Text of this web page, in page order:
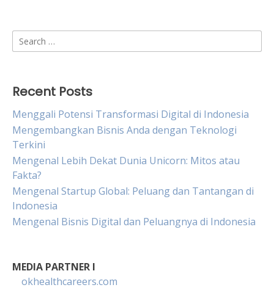
Search
for:
Recent Posts
Menggali Potensi Transformasi Digital di Indonesia
Mengembangkan Bisnis Anda dengan Teknologi
Terkini
Mengenal Lebih Dekat Dunia Unicorn: Mitos atau
Fakta?
Mengenal Startup Global: Peluang dan Tantangan di
Indonesia
Mengenal Bisnis Digital dan Peluangnya di Indonesia
MEDIA PARTNER I
okhealthcareers.com